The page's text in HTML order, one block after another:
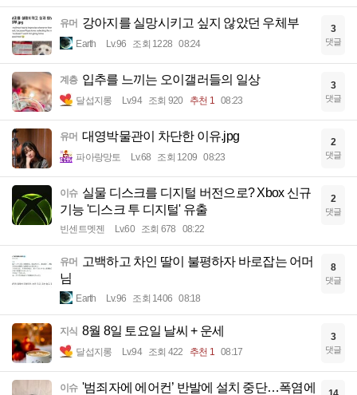
유머 강아지를 실망시키고 싶지 않았던 우체부
Earth Lv.96 조회 1228 08:24
3
댓글
계층 입추를 느끼는 오이갤러들의 일상
달섭지롱 Lv.94 조회 920 추천 1 08:23
3
댓글
유머 대영박물관이 차단한 이유.jpg
파아랑망토 Lv.68 조회 1209 08:23
2
댓글
이슈 실물 디스크를 디지털 버전으로? Xbox 신규
기능 '디스크 투 디지털' 유출
빈센트멧젠 Lv.60 조회 678 08:22
2
댓글
유머
고백하고 차인 딸이 불평하자 바로잡는 어머
님
Earth Lv.96 조회 1406 08:18
8
댓글
지식 8월 8일 토요일 날씨 + 운세
달섭지롱 Lv.94 조회 422 추천 1 08:17
3
댓글
이슈 '범죄자에 에어컨’ 반발에 설치 중단…폭염에